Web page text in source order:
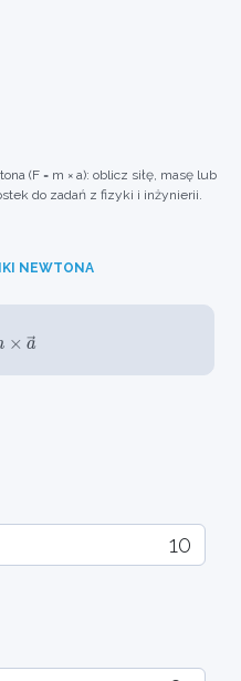
(F = m × a): oblicz siłę, masę lub
do zadań z fizyki i inżynierii.
NEWTONA